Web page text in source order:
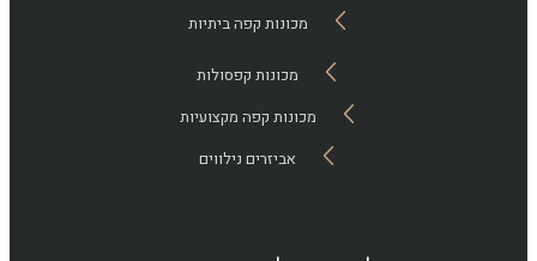
מכונות קפה ביתיות
מכונות קפסולות
מכונות קפה מקצועיות
אביזרים נילווים